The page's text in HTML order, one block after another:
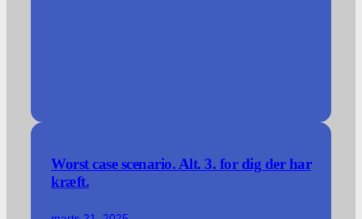
Worst case scenario. Alt. 3. for dig der har
kræft.